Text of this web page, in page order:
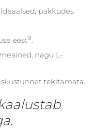
pakkudes
eest9.
nagu L-
tekitamata.